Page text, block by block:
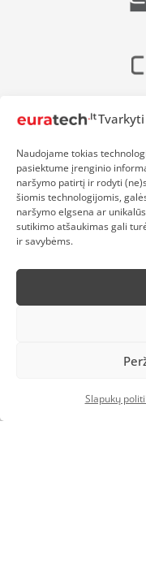
Naudojame tokias
pasiektume įrenginio
naršymo patirtį ir rodyti
šiomis technologijomis,
naršymo elgsena ar
sutikimo atšaukimas gali
ir savybėms.
Slapukų
Riovonių g.